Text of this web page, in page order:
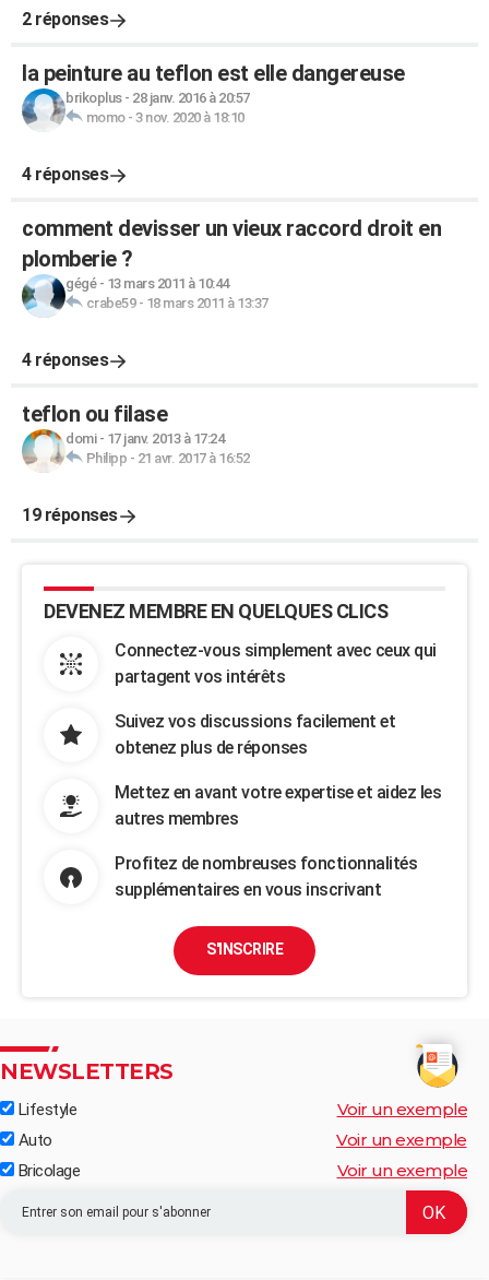
2 réponses
la peinture au teflon est elle dangereuse
brikoplus- 28 janv. 2016 à 20:57
momo- 3 nov. 2020 à 18:10
4 réponses
comment devisser un vieux raccord droit en
plomberie ?
gégé- 13 mars 2011 à 10:44
crabe59- 18 mars 2011 à 13:37
4 réponses
teflon ou filase
domi- 17 janv. 2013 à 17:24
Philipp - 21 avr. 2017 à 16:52
19 réponses
DEVENEZ MEMBRE EN QUELQUES CLICS
Connectez-vous simplement avec ceux qui
partagent vos intérêts
Suivez vos discussions facilement et
obtenez plus de réponses
Mettez en avant votre expertise et aidez les
autres membres
Profitez de nombreuses fonctionnalités
supplémentaires en vous inscrivant
S'INSCRIRE
NEWSLETTERS
Lifestyle Voir un exemple
Auto Voir un exemple
Bricolage Voir un exemple